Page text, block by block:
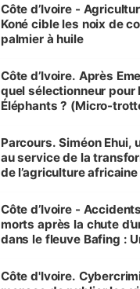
Côte d’Ivoire -
Koné cible les noix de
palmier à huile
Côte d’Ivoire. Après
quel sélectionneur pour
Éléphants ? (Micro-
Parcours. Siméon Ehui,
au service de la
de l’agriculture africaine
Côte d’Ivoire -
morts après la chute
dans le fleuve Bafing :
des Transports
Côte d'Ivoire.